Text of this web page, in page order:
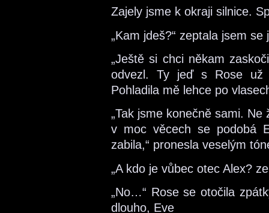
Zajely jsme k okraji silnice.
„Kam jdeš?“ zeptala jsem se
„Ještě si chci někam
odvezl. Ty jeď s Rose už
Pohladila mě lehce po
„Tak jsme konečně sami.
v moc věcech se podobá
zabila,“ pronesla veselým
„A kdo je vůbec otec Alex?
„No…“ Rose se otočila
dlouho, Eve